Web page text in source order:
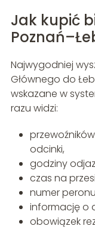
Jak kupić
Najwygodniej
Głównego do
wskazane w
razu widzi:
odcinki,
godziny
czas na
numer
informację o
obowiązek